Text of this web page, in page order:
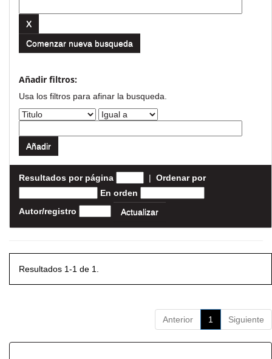
Comenzar nueva busqueda
Añadir filtros:
Usa los filtros para afinar la busqueda.
Resultados por página | Ordenar por
En orden
Autor/registro
Resultados 1-1 de 1.
Anterior 1 Siguiente